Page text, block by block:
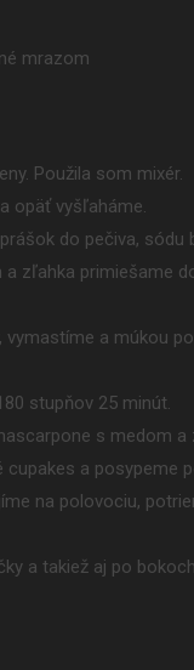
mrazom
Použila som mixér.
opäť vyšľaháme.
do pečiva, sódu
zľahka primiešame
vymastíme a múkou
stupňov 25 minút.
s medom
cupakes a posypeme
na polovociu,
a takiež aj po